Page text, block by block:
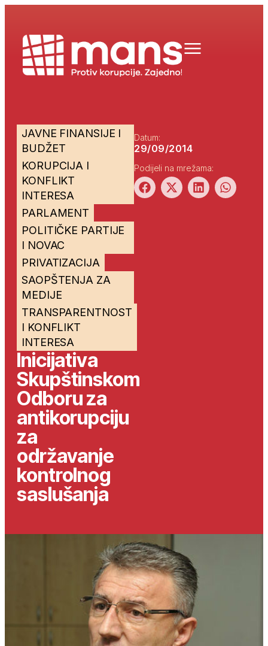
JAVNE FINANSIJE I
BUDŽET
KORUPCIJA I
KONFLIKT
INTERESA
PARLAMENT
POLITIČKE PARTIJE
I NOVAC
PRIVATIZACIJA
SAOPŠTENJA ZA
MEDIJE
TRANSPARENTNOST
I KONFLIKT
INTERESA
Inicijativa
Skupštinskom
Odboru za
antikorupciju
za
održavanje
kontrolnog
saslušanja
Datum:
29/09/2014
Podijeli na mrežama: